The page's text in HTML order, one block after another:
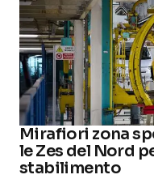
Mirafiori zona
le Zes del Nord
stabilimento